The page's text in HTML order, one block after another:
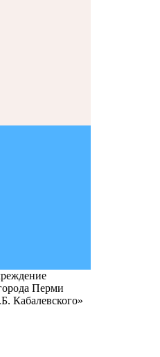
Перми
Кабалевского»